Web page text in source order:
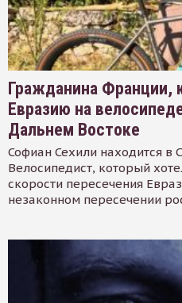
Гражданина Франции,
Евразию на
Дальнем Востоке
Софиан Сехили находится в
Велосипедист, который
скорости пересечения
незаконном пересечении